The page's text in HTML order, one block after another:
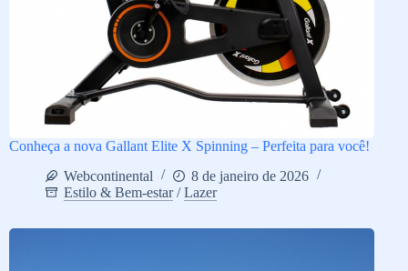
Conheça a nova Gallant Elite X Spinning – Perfeita para você!
Webcontinental
8 de janeiro de 2026
Estilo & Bem-estar/Lazer